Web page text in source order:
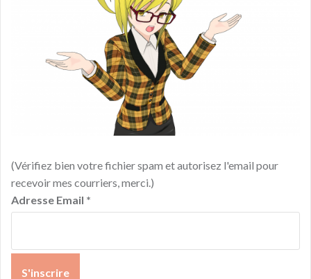
(Vérifiez bien votre fichier spam et autorisez l'email pour
recevoir mes courriers, merci.)
Adresse Email *